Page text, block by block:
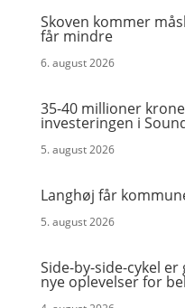
Skoven kommer
får mindre
6. august 2026
35-40 millioner
investeringen i
5. august 2026
Langhøj får
5. august 2026
Side-by-side-cykel
nye oplevelser for